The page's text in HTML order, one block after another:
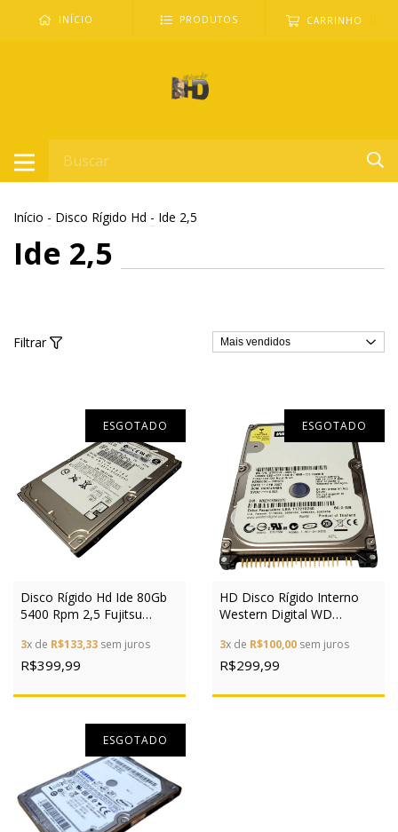
INÍCIO PRODUTOS CARRINHO
Início - Disco Rígido Hd - Ide 2,5
Ide 2,5
Filtrar
ESGOTADO
Disco Rígido Hd Ide 80Gb
5400 Rpm 2,5 Fujitsu
Notebook
3x de R$133,33 sem juros
R$399,99
ESGOTADO
HD Disco Rígido Interno
Western Digital WD
IDE 5400 Rpm 2,5
3x de R$100,00 sem juros
R$299,99
ESGOTADO